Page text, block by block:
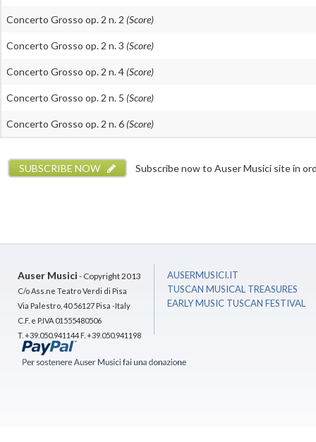
Concerto Grosso op. 2 n. 2 (Score)
Concerto Grosso op. 2 n. 3 (Score)
Concerto Grosso op. 2 n. 4(Score)
Concerto Grosso op. 2 n. 5 (Score)
Concerto Grosso op. 2 n. 6(Score)
SUBSCRIBE NOW Subscribe now to Auser Musici site in
Auser Musici - Copyright 2013
C/o Ass.ne Teatro Verdi di Pisa
Via Palestro, 40 56127 Pisa -Italy
C.F. e P.IVA 01555480506
T. +39.050.941144 F. +39.050.941198
AUSERMUSICI.IT
TUSCAN MUSICAL TREASURES
EARLY MUSIC TUSCAN FESTIVAL